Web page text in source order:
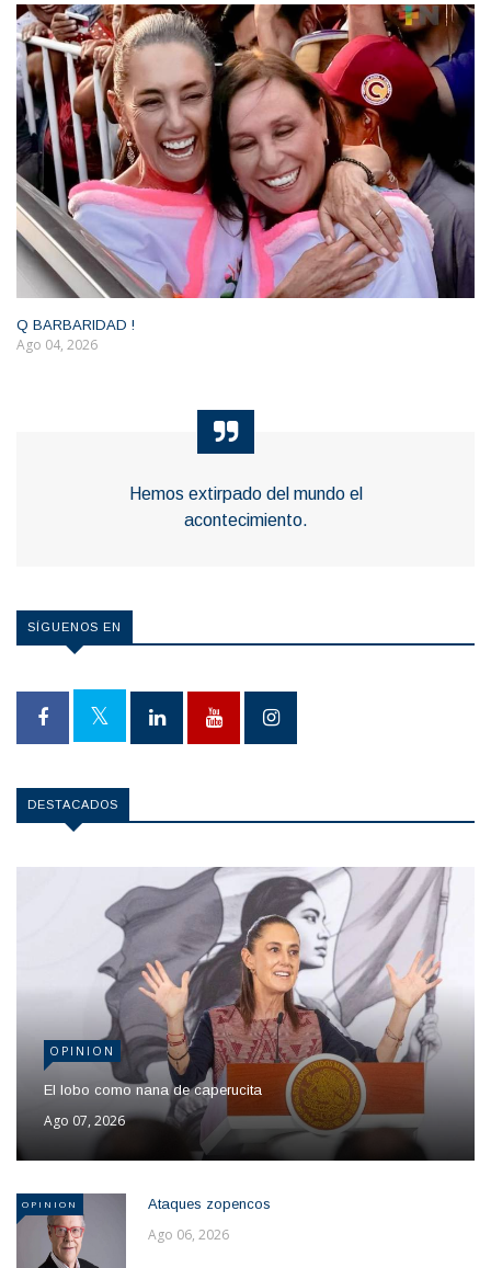
Q BARBARIDAD !
Ago 04, 2026
Hemos extirpado del mundo el
acontecimiento.
SÍGUENOS EN
DESTACADOS
OPINION
El lobo como nana de caperucita
Ago 07, 2026
OPINION Ataques zopencos
Ago 06, 2026